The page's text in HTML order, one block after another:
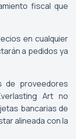
fiscal que
en cualquier
a pedidos ya
de proveedores
Art no
bancarias de
alineada con la